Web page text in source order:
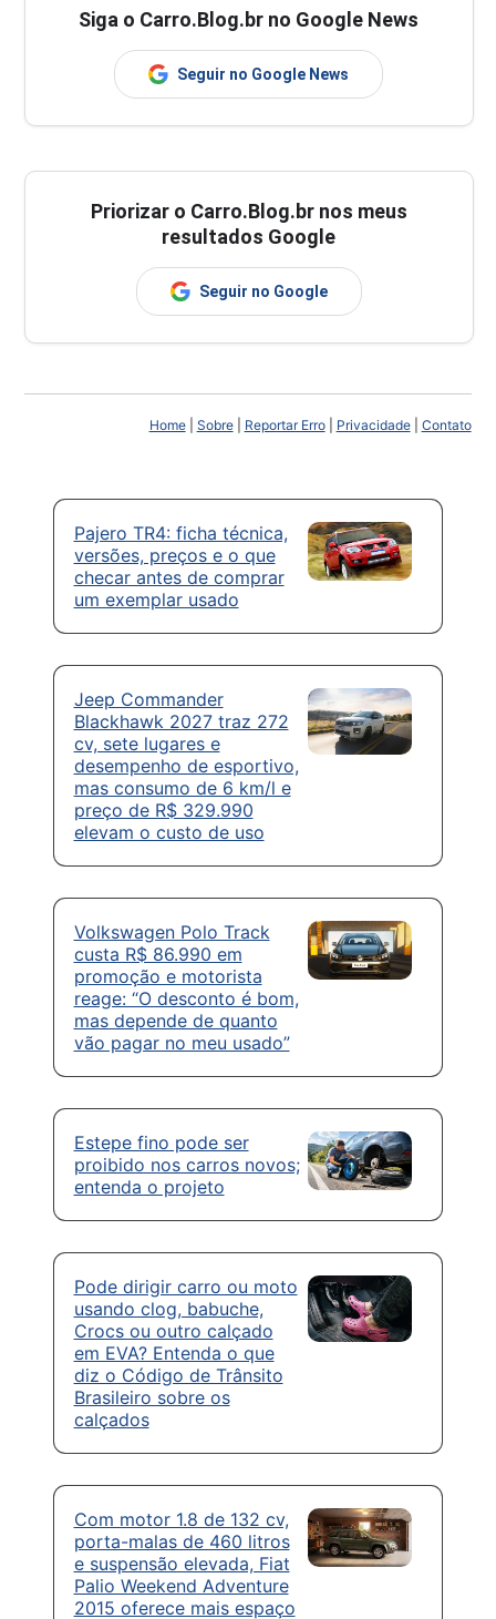
Siga o Carro.Blog.br no Google News
Seguir no Google News
Priorizar o Carro.Blog.br nos meus
resultados Google
Seguir no Google
Home| Sobre| Reportar Erro| Privacidade| Contato
Pajero TR4: ficha técnica,
versões, preços e o que
checar antes de comprar
um exemplar usado
Jeep Commander
Blackhawk 2027 traz 272
cv, sete lugares e
desempenho de esportivo,
mas consumo de 6 km/l e
preço de R$ 329.990
elevam o custo de uso
Volkswagen Polo Track
custa R$ 86.990 em
promoção e motorista
reage: “O desconto é bom,
mas depende de quanto
vão pagar no meu usado”
Estepe fino pode ser
proibido nos carros novos;
entenda o projeto
Pode dirigir carro ou moto
usando clog, babuche,
Crocs ou outro calçado
em EVA? Entenda o que
diz o Código de Trânsito
Brasileiro sobre os
calçados
Com motor 1.8 de 132 cv,
porta-malas de 460 litros
e suspensão elevada, Fiat
Palio Weekend Adventure
2015 oferece mais espaço